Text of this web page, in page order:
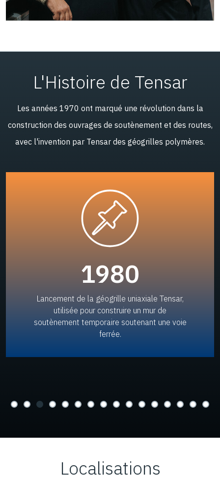
L'Histoire de Tensar
Les années 1970 ont marqué une révolution dans la
construction des ouvrages de soutènement et des routes,
avec l'invention par Tensar des géogrilles polymères.
1980
Lancement de la géogrille uniaxiale Tensar,
utilisée pour construire un mur de
soutènement temporaire soutenant une voie
ferrée.
Localisations